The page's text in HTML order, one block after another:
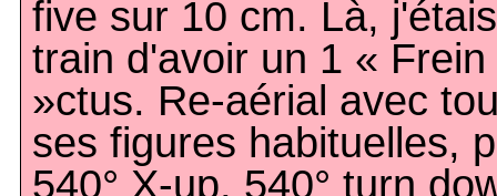
five sur 10 cm. Là,
train d'avoir un 1 « Frein
»ctus. Re-aérial avec
ses figures habituelles,
540° X-up, 540° turn